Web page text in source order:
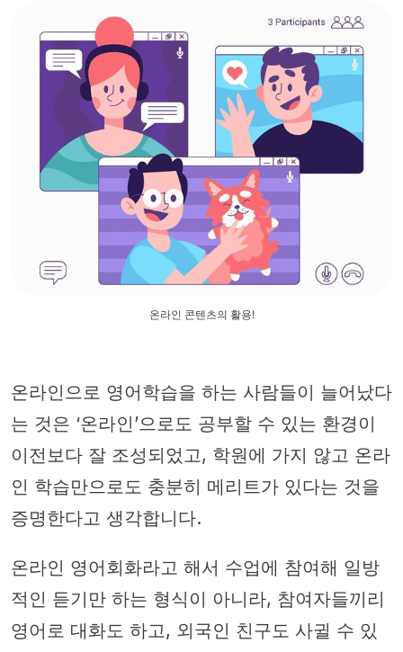
온라인 콘텐츠의 활용!
온라인으로 영어학습을 하는 사람들이 늘어났다
는 것은 ‘온라인’으로도 공부할 수 있는 환경이
이전보다 잘 조성되었고, 학원에 가지 않고 온라
인 학습만으로도 충분히 메리트가 있다는 것을
증명한다고 생각합니다.
온라인 영어회화라고 해서 수업에 참여해 일방
적인 듣기만 하는 형식이 아니라, 참여자들끼리
영어로 대화도 하고, 외국인 친구도 사귈 수 있